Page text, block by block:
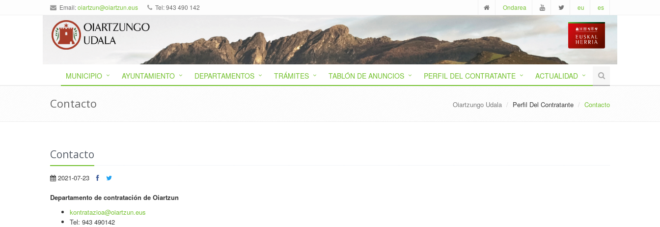
Email:oiartzun@oiartzun.eus Tel: 943 490 142 Ondarea eu es
MUNICIPIO AYUNTAMIENTO DEPARTAMENTOS TRÁMITES TABLÓN DE ANUNCIOS PERFIL DEL CONTRATANTE ACTUALIDAD
Contacto Oiartzungo Udala Perfil Del Contratante Contacto
Contacto
2021-07-23
Departamento de contratación de Oiartzun
kontratazioa@oiartzun.eus
Tel: 943 490142